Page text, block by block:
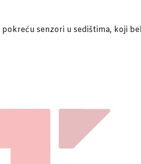
senzori u sedištima, koji